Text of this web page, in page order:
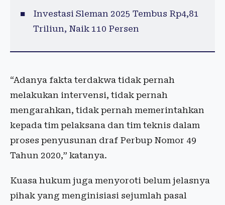
Investasi Sleman 2025 Tembus Rp4,81
Triliun, Naik 110 Persen
“Adanya fakta terdakwa tidak pernah
melakukan intervensi, tidak pernah
mengarahkan, tidak pernah memerintahkan
kepada tim pelaksana dan tim teknis dalam
proses penyusunan draf Perbup Nomor 49
Tahun 2020,” katanya.
Kuasa hukum juga menyoroti belum jelasnya
pihak yang menginisiasi sejumlah pasal